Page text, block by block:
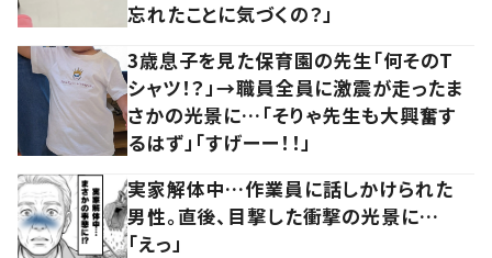
忘れたことに気づくの？」
3歳息子を見た保育園の先生「何そのT
シャツ！？」→職員全員に激震が走ったま
さかの光景に…「そりゃ先生も大興奮す
るはず」「すげーー！！」
実家解体中…作業員に話しかけられた
男性。直後、目撃した衝撃の光景に…
「えっ」